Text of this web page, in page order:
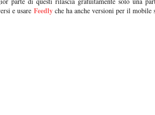
e usare Feedly che ha anche versioni per il mobile